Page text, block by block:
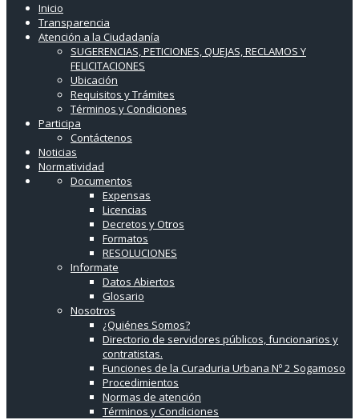
Inicio
Transparencia
Atención a la Ciudadanía
SUGERENCIAS, PETICIONES, QUEJAS, RECLAMOS Y
FELICITACIONES
Ubicación
Requisitos y Trámites
Términos y Condiciones
Participa
Contáctenos
Noticias
Normatividad
Documentos
Expensas
Licencias
Decretos y Otros
Formatos
RESOLUCIONES
Informate
Datos Abiertos
Glosario
Nosotros
¿Quiénes Somos?
Directorio de servidores públicos, funcionarios y
contratistas.
Funciones de la Curaduria Urbana Nº 2 Sogamoso
Procedimientos
Normas de atención
Términos y Condiciones